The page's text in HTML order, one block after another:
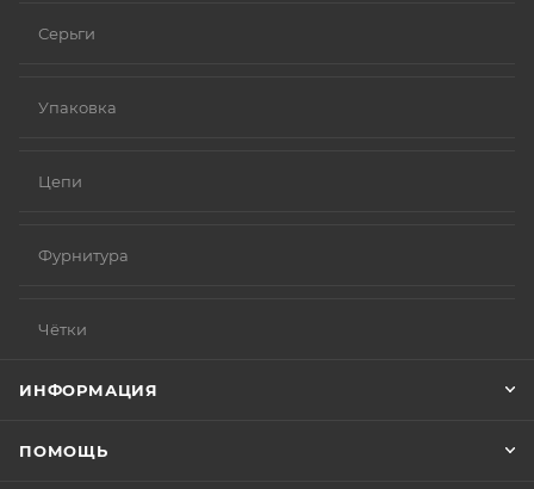
Серьги
Упаковка
Цепи
Фурнитура
Чётки
ИНФОРМАЦИЯ
ПОМОЩЬ